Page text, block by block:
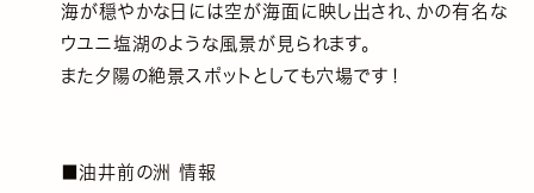
海が穏やかな日には空が海面に映し出され、かの有名な
ウユニ塩湖のような風景が見られます。
また夕陽の絶景スポットとしても穴場です！
■油井前の洲 情報